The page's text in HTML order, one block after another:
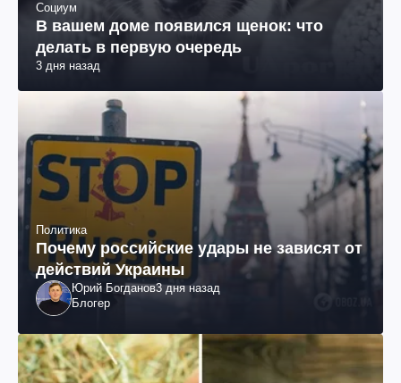
Социум
В вашем доме появился щенок: что
делать в первую очередь
3 дня назад
Политика
Почему российские удары не зависят от
действий Украины
Юрий Богданов3 дня назад
Блогер